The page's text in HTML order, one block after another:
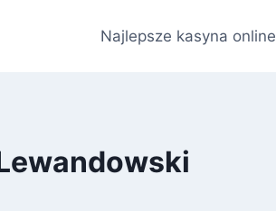
Najlepsze kasyna online